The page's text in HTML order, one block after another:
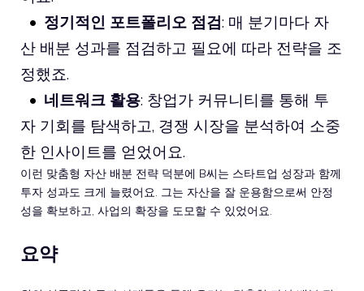
정기적인 포트폴리오 점검: 매 분기마다 자
산 배분 성과를 점검하고 필요에 따라 전략을 조
정했죠.
네트워크 활용: 창업가 커뮤니티를 통해 투
자 기회를 탐색하고, 경쟁 시장을 분석하여 소중
한 인사이트를 얻었어요.
이런 맞춤형 자산 배분 전략 덕분에 B씨는 스타트업 성장과 함께
투자 성과도 크게 늘렸어요. 그는 자산을 잘 운용함으로써 안정
성을 확보하고, 사업의 확장을 도모할 수 있었어요.
요약